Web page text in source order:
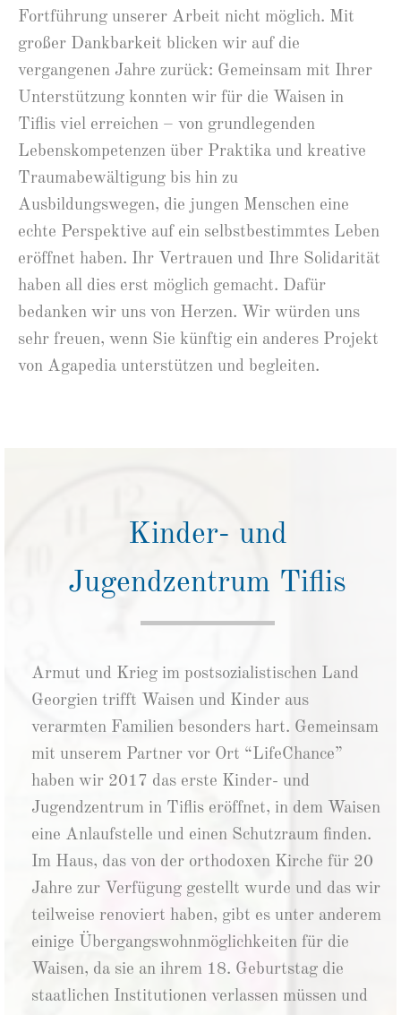
Fortführung unserer Arbeit nicht möglich. Mit
großer Dankbarkeit blicken wir auf die
vergangenen Jahre zurück: Gemeinsam mit Ihrer
Unterstützung konnten wir für die Waisen in
Tiflis viel erreichen – von grundlegenden
Lebenskompetenzen über Praktika und kreative
Traumabewältigung bis hin zu
Ausbildungswegen, die jungen Menschen eine
echte Perspektive auf ein selbstbestimmtes Leben
eröffnet haben. Ihr Vertrauen und Ihre Solidarität
haben all dies erst möglich gemacht. Dafür
bedanken wir uns von Herzen. Wir würden uns
sehr freuen, wenn Sie künftig ein anderes Projekt
von Agapedia unterstützen und begleiten.
Kinder- und
Jugendzentrum Tiflis
Armut und Krieg im postsozialistischen Land
Georgien trifft Waisen und Kinder aus
verarmten Familien besonders hart. Gemeinsam
mit unserem Partner vor Ort “LifeChance”
haben wir 2017 das erste Kinder- und
Jugendzentrum in Tiflis eröffnet, in dem Waisen
eine Anlaufstelle und einen Schutzraum finden.
Im Haus, das von der orthodoxen Kirche für 20
Jahre zur Verfügung gestellt wurde und das wir
teilweise renoviert haben, gibt es unter anderem
einige Übergangswohnmöglichkeiten für die
Waisen, da sie an ihrem 18. Geburtstag die
staatlichen Institutionen verlassen müssen und